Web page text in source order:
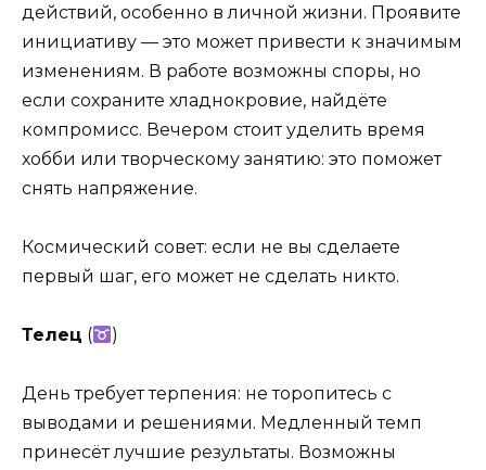
действий, особенно в личной жизни. Проявите
инициативу — это может привести к значимым
изменениям. В работе возможны споры, но
если сохраните хладнокровие, найдёте
компромисс. Вечером стоит уделить время
хобби или творческому занятию: это поможет
снять напряжение.
Космический совет: если не вы сделаете
первый шаг, его может не сделать никто.
Телец ( )
День требует терпения: не торопитесь с
выводами и решениями. Медленный темп
принесёт лучшие результаты. Возможны